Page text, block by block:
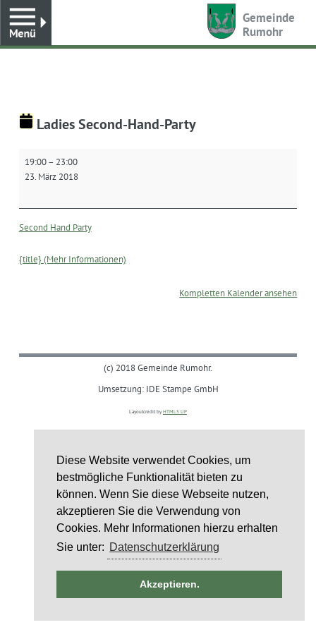
Diese Website verwendet Cookies, um
bestmögliche Funktionalität bieten zu
können. Wenn Sie diese Webseite nutzen,
akzeptieren Sie die Verwendung von
Cookies. Mehr Informationen hierzu erhalten
Sie unter: Datenschutzerklärung
Akzeptieren.
Gemeinde
Rumohr
Ladies Second-Hand-Party
19:00– 23:00
23. März 2018
Second Hand Party
{title} (Mehr Informationen)
Kompletten Kalender ansehen
(c) 2018 Gemeinde Rumohr.
Umsetzung: IDE Stampe GmbH
Layoutcredit by HTML5 UP